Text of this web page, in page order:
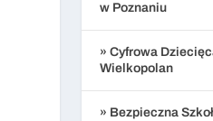
w Poznaniu
» Cyfrowa
Wielkopolan
» Bezpieczna